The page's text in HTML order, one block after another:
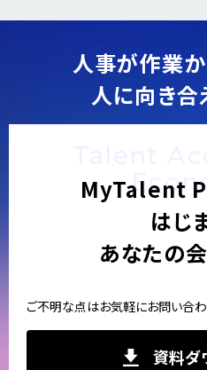
人事が作業か
人に向き合
MyTalent
はじ
あなたの
ご不明な点はお気軽にお問い合わ
資料ダ